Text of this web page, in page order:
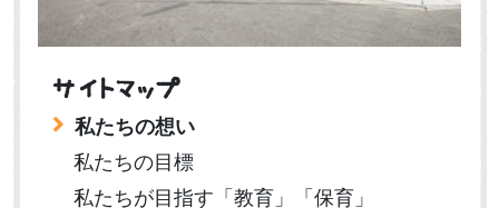
サイトマップ
私たちの想い
私たちの目標
私たちが目指す「教育」「保育」